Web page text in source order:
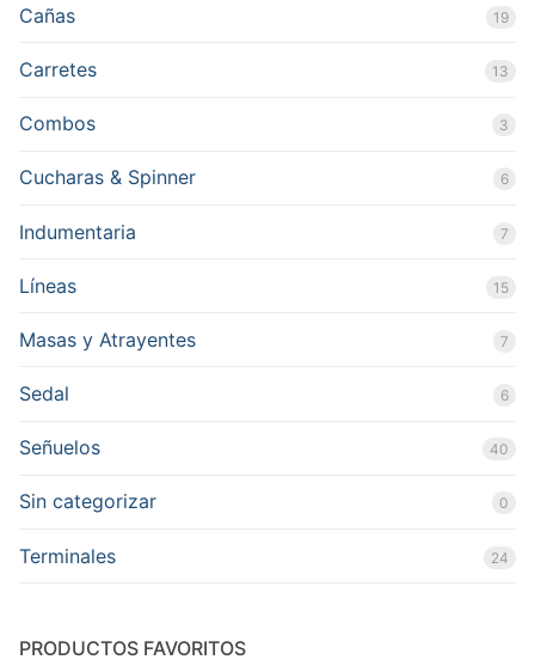
Cañas 19
Carretes 13
Combos 3
Cucharas & Spinner 6
Indumentaria 7
Líneas 15
Masas y Atrayentes 7
Sedal 6
Señuelos 40
Sin categorizar 0
Terminales 24
PRODUCTOS FAVORITOS